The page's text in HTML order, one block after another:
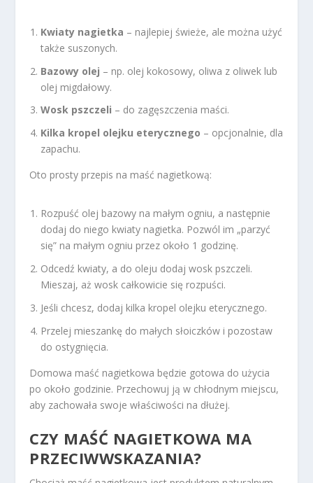
Kwiaty nagietka – najlepiej świeże, ale można użyć
także suszonych.
Bazowy olej – np. olej kokosowy, oliwa z oliwek lub
olej migdałowy.
Wosk pszczeli – do zagęszczenia maści.
Kilka kropel olejku eterycznego – opcjonalnie, dla
zapachu.
Oto prosty przepis na maść nagietkową:
Rozpuść olej bazowy na małym ogniu, a następnie
dodaj do niego kwiaty nagietka. Pozwól im „parzyć
się” na małym ogniu przez około 1 godzinę.
Odcedź kwiaty, a do oleju dodaj wosk pszczeli.
Mieszaj, aż wosk całkowicie się rozpuści.
Jeśli chcesz, dodaj kilka kropel olejku eterycznego.
Przelej mieszankę do małych słoiczków i pozostaw
do ostygnięcia.
Domowa maść nagietkowa będzie gotowa do użycia
po około godzinie. Przechowuj ją w chłodnym miejscu,
aby zachowała swoje właściwości na dłużej.
CZY MAŚĆ NAGIETKOWA MA
PRZECIWWSKAZANIA?